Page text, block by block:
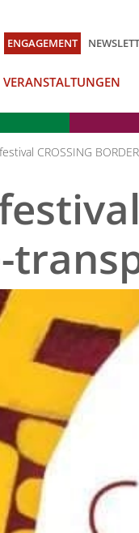
ENGAGEMENT
VERANSTALTUNGEN
CROSSING